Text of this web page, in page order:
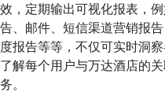
效，定期输出可视化报表，
告、邮件、短信渠道营销报
度报告等等，不仅可实时洞
了解每个用户与万达酒店的
务。